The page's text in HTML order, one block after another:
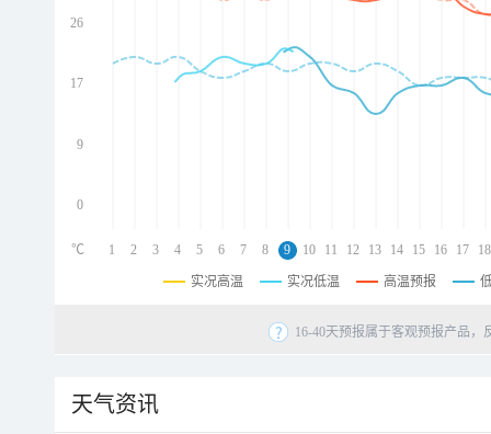
26
17
9
0
1 2 3 4 5 6 7 8 9 10 11 12 13 14 15 16 17 18
℃
实况高温 实况低温 高温预报
16-40天预报属于客观预报产品
天气资讯